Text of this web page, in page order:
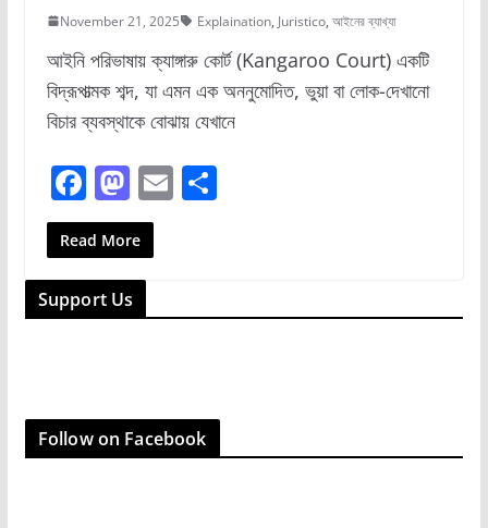
November 21, 2025 Explaination, Juristico, আইনের ব্যাখ্যা
আইনি পরিভাষায় ক্যাঙ্গারু কোর্ট (Kangaroo Court) একটি
বিদ্রূপাত্মক শব্দ, যা এমন এক অননুমোদিত, ভুয়া বা লোক-দেখানো
বিচার ব্যবস্থাকে বোঝায় যেখানে
F
a
c
e
b
k
M
a
st
o
d
E S
Read More
Support Us
Follow on Facebook